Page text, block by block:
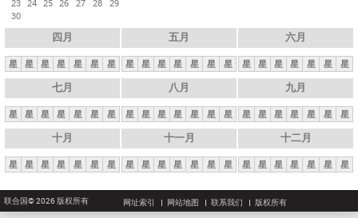
23 24 25 26 27 28 29
30
四月
星 星 星 星 星 星 星
五月
星 星 星 星 星 星 星
六月
星 星 星 星 星 星 星
七月
星 星 星 星 星 星 星
八月
星 星 星 星 星 星 星
九月
星 星 星 星 星 星 星
十月
星 星 星 星 星 星 星
十一月
星 星 星 星 星 星 星
十二月
星 星 星 星 星 星 星
联合国© 2026 版权所有 网址索引 网站地图 联系我们 版权所有